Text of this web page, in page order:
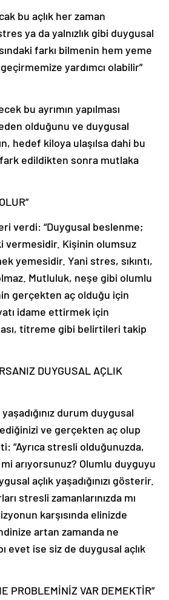
bu açlık her zaman
ya da yalnızlık gibi duygusal
farkı bilmenin hem yeme
yardımcı olabilir”
bu ayrımın yapılması
olduğunu ve duygusal
hedef kiloya ulaşılsa dahi bu
fark edildikten sonra mutlaka
verdi: “Duygusal beslenme;
vermesidir. Kişinin olumsuz
yemesidir. Yani stres, sıkıntı,
Mutluluk, neşe gibi olumlu
gerçekten aç olduğu için
idame ettirmek için
titreme gibi belirtileri takip
DUYGUSAL AÇLIK
durum duygusal
ve gerçekten aç olup
“Ayrıca stresli olduğunuzda,
arıyorsunuz? Olumlu duyguyu
açlık yaşadığınızı gösterir.
stresli zamanlarınızda mı
karşısında elinizde
artan zamanda ne
evet ise siz de duygusal açlık
PROBLEMİNİZ VAR DEMEKTİR”